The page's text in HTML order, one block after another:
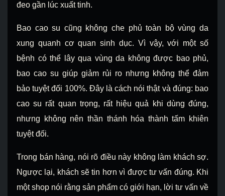
đeo gần lúc xuất tinh.
Bao cao su cũng không che phủ toàn bộ vùng da
xung quanh cơ quan sinh dục. Vì vậy, với một số
bệnh có thể lây qua vùng da không được bao phủ,
bao cao su giúp giảm rủi ro nhưng không thể đảm
bảo tuyệt đối 100%. Đây là cách nói thật và đúng: bao
cao su rất quan trọng, rất hiệu quả khi dùng đúng,
nhưng không nên thần thánh hóa thành tấm khiên
tuyệt đối.
Trong bán hàng, nói rõ điều này không làm khách sợ.
Ngược lại, khách sẽ tin hơn vì được tư vấn đúng. Khi
một shop nói rằng sản phẩm có giới hạn, lời tư vấn về